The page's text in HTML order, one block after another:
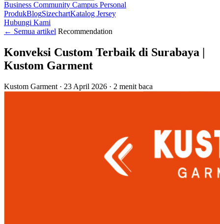
Business Community Campus Personal
ProdukBlogSizechartKatalog Jersey
Hubungi Kami
← Semua artikel Recommendation
Konveksi Custom Terbaik di Surabaya |
Kustom Garment
Kustom Garment · 23 April 2026 · 2 menit baca